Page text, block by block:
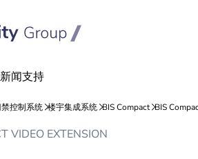
VIDEO EXTENSION